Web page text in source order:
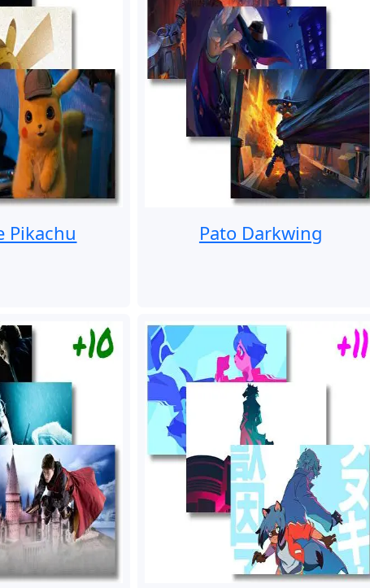
Pikachu Pato Darkwing